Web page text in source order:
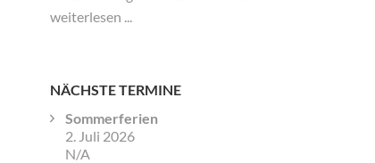
bekanntgeben. Für die Klassen 1a und
weiterlesen ...
NÄCHSTE TERMINE
Sommerferien
2. Juli 2026
N/A